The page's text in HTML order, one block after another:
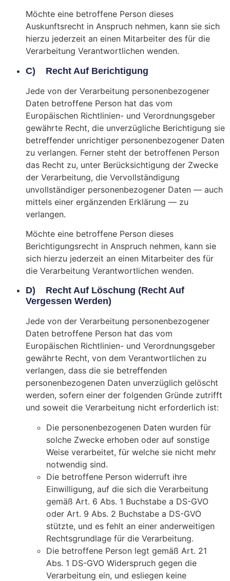
Möchte eine betroffene Person dieses
Auskunftsrecht in Anspruch nehmen, kann sie sich
hierzu jederzeit an einen Mitarbeiter des für die
Verarbeitung Verantwortlichen wenden.
C) Recht Auf Berichtigung
Jede von der Verarbeitung personenbezogener
Daten betroffene Person hat das vom
Europäischen Richtlinien- und Verordnungsgeber
gewährte Recht, die unverzügliche Berichtigung sie
betreffender unrichtiger personenbezogener Daten
zu verlangen. Ferner steht der betroffenen Person
das Recht zu, unter Berücksichtigung der Zwecke
der Verarbeitung, die Vervollständigung
unvollständiger personenbezogener Daten — auch
mittels einer ergänzenden Erklärung — zu
verlangen.
Möchte eine betroffene Person dieses
Berichtigungsrecht in Anspruch nehmen, kann sie
sich hierzu jederzeit an einen Mitarbeiter des für
die Verarbeitung Verantwortlichen wenden.
D) Recht Auf Löschung (Recht Auf
Vergessen Werden)
Jede von der Verarbeitung personenbezogener
Daten betroffene Person hat das vom
Europäischen Richtlinien- und Verordnungsgeber
gewährte Recht, von dem Verantwortlichen zu
verlangen, dass die sie betreffenden
personenbezogenen Daten unverzüglich gelöscht
werden, sofern einer der folgenden Gründe zutrifft
und soweit die Verarbeitung nicht erforderlich ist:
Die personenbezogenen Daten wurden für
solche Zwecke erhoben oder auf sonstige
Weise verarbeitet, für welche sie nicht mehr
notwendig sind.
Die betroffene Person widerruft ihre
Einwilligung, auf die sich die Verarbeitung
gemäß Art. 6 Abs. 1 Buchstabe a DS-GVO
oder Art. 9 Abs. 2 Buchstabe a DS-GVO
stützte, und es fehlt an einer anderweitigen
Rechtsgrundlage für die Verarbeitung.
Die betroffene Person legt gemäß Art. 21
Abs. 1 DS-GVO Widerspruch gegen die
Verarbeitung ein, und esliegen keine